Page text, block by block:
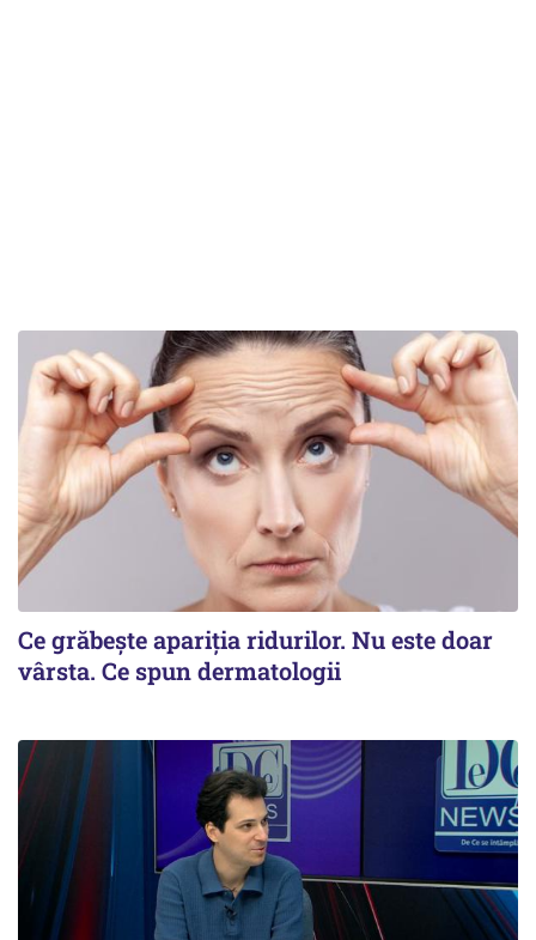
Ce grăbește apariția ridurilor. Nu este doar
vârsta. Ce spun dermatologii